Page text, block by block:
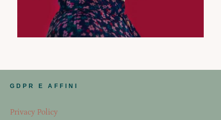
GDPR E AFFINI
Privacy Policy